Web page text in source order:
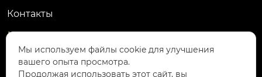
Контакты
Контакты
266100, КНР, провинция Шаньдун, г. Циндао,
Мы используем файлы cookie для улучшения
вашего опыта просмотра.
Продолжая использовать этот сайт, вы